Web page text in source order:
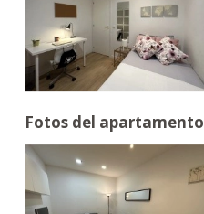
Fotos del apartamento